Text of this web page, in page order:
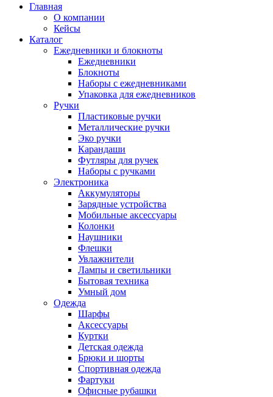
Главная
О компании
Кейсы
Каталог
Ежедневники и блокноты
Ежедневники
Блокноты
Наборы с ежедневниками
Упаковка для ежедневников
Ручки
Пластиковые ручки
Металлические ручки
Эко ручки
Карандаши
Футляры для ручек
Наборы с ручками
Электроника
Аккумуляторы
Зарядные устройства
Мобильные аксессуары
Колонки
Наушники
Флешки
Увлажнители
Лампы и светильники
Бытовая техника
Умный дом
Одежда
Шарфы
Аксессуары
Куртки
Детская одежда
Брюки и шорты
Спортивная одежда
Фартуки
Офисные рубашки